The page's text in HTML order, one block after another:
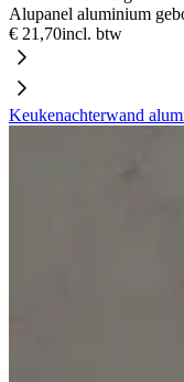
Alupanel aluminium
€ 21,70incl. btw
Keukenachterwand